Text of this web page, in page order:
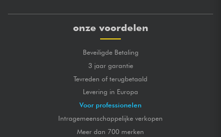
onze voordelen
Beveiligde Betaling
3 jaar garantie
Tevreden of terugbetaald
Levering in Europa
Voor professionelen
Intragemeenschappelijke verkopen
Meer dan 700 merken